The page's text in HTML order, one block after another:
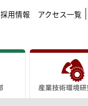
採用情報 アクセス一覧
産業技術環境